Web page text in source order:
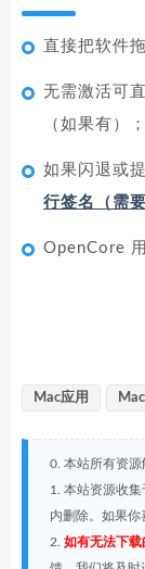
直接把软件
无需激活可
（如果有）；
如果闪退或
行签名（需
OpenCore
Mac应用
0. 本站所有资源
1. 本站资源收
内删除。如果你
2. 如有无法下载